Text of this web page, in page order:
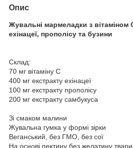
Опис
Жувальні мармеладки з вітаміном
ехінацеї, прополісу та бузини
Склад:
70 мг вітаміну С
400 мг екстракту ехінацеї
100 мг екстракту прополісу
200 мг екстракту самбукуса
Зі смаком малини
Жувальна гумка у формі зірки
Веганський, без ГМО, без сої
На основі пектину без желатину